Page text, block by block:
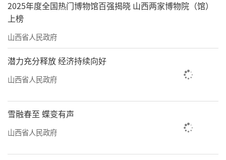
2025年度全国热门博物馆百强揭晓 山西两家博物院（馆）
上榜
山西省人民政府
潜力充分释放 经济持续向好
山西省人民政府
雪融春至 蝶变有声
山西省人民政府